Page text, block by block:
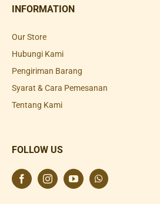
INFORMATION
Our Store
Hubungi Kami
Pengiriman Barang
Syarat & Cara Pemesanan
Tentang Kami
FOLLOW US